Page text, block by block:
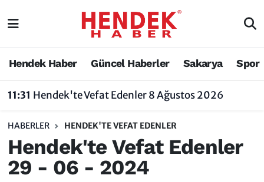
Hendek Haber Güncel Haberler Sakarya Spor
11:31 Hendek'te Vefat Edenler 8 Ağustos 2026
HABERLER HENDEK'TE VEFAT EDENLER
Hendek'te Vefat Edenler
29 - 06 - 2024
Hendek Haber
Nöbetçi Eczaneler
Hendek Haber
Hakkında
Sakarya Nöbetçi Eczaneler
Sakarya Trafik Yoğunluk Haritası
Tüm Manşetler